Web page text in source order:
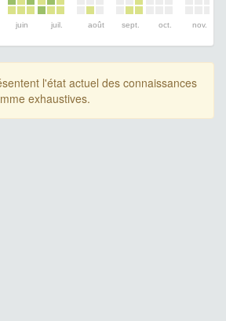
juin juil. août sept. oct. nov.
l'état actuel des connaissances
exhaustives.